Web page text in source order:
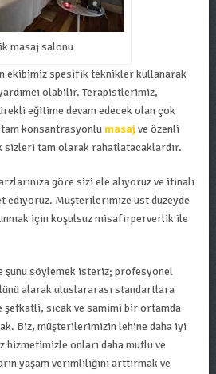
masaj salonu
ekibimiz spesifik teknikler kullanarak
olabilir. Terapistlerimiz,
eğitime devam edecek olan çok
konsantrasyonlu masajve özenli
sizleri tam olarak rahatlatacaklardır.
göre sizi ele alıyoruz ve itinalı
ediyoruz. Müşterilerimize üst düzeyde
için koşulsuz misafirperverlik ile
şunu söylemek isteriz; profesyonel
alarak uluslararası standartlara
sıcak ve samimi bir ortamda
Biz, müşterilerimizin lehine daha iyi
hizmetimizle onları daha mutlu ve
yaşam verimliliğini arttırmak ve